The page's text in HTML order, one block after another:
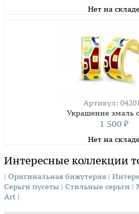
Нет на
Артикул:
Украшение эмаль
1 500 ₽
Нет на
Интересные коллекции
| Оригинальная бижутерия |
Серьги пусеты | Стильные серьги |
Art |